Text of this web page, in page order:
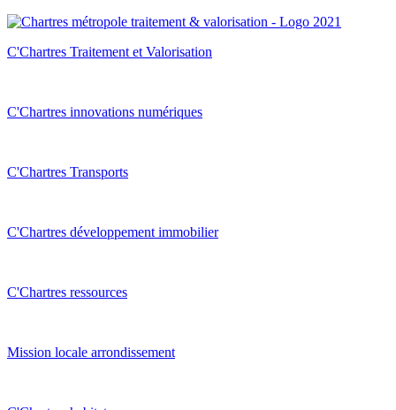
C'Chartres Traitement et Valorisation
C'Chartres innovations numériques
C'Chartres Transports
C'Chartres développement immobilier
C'Chartres ressources
Mission locale arrondissement